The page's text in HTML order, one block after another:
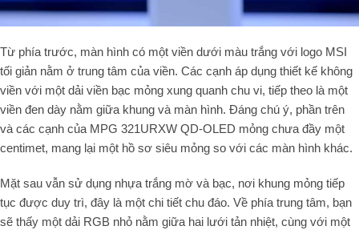
Từ phía trước, màn hình có một viền dưới màu trắng với logo MSI
tối giản nằm ở trung tâm của viền. Các cạnh áp dụng thiết kế không
viền với một dải viền bạc mỏng xung quanh chu vi, tiếp theo là một
viền đen dày nằm giữa khung và màn hình. Đáng chú ý, phần trên
và các cạnh của MPG 321URXW QD-OLED mỏng chưa đầy một
centimet, mang lại một hồ sơ siêu mỏng so với các màn hình khác.
Mặt sau vẫn sử dụng nhựa trắng mờ và bạc, nơi khung mỏng tiếp
tục được duy trì, đây là một chi tiết chu đáo. Về phía trung tâm, bạn
sẽ thấy một dải RGB nhỏ nằm giữa hai lưới tản nhiệt, cùng với một